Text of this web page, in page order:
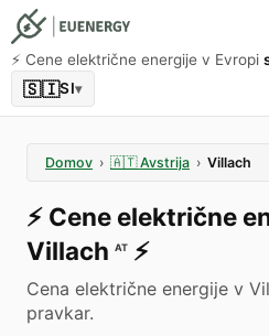
⚡️ Cene električne energije v Evropi
🇸🇮SI▾
Domov › 🇦🇹 Avstrija › Villach
⚡️ Cene električne
Villach AT ⚡️
Cena električne energije v
pravkar.